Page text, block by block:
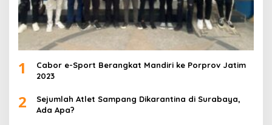
1
Cabor e-Sport Berangkat Mandiri ke Porprov Jatim
2023
2
Sejumlah Atlet Sampang Dikarantina di Surabaya,
Ada Apa?